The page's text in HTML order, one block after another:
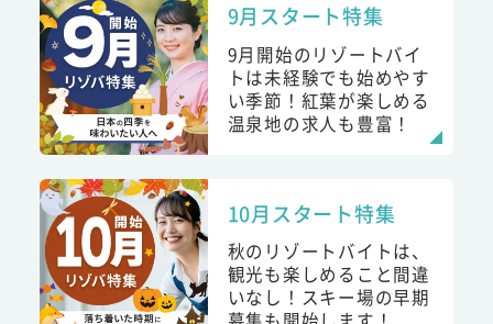
9月スタート特集
9月開始のリゾートバイ
トは未経験でも始めやす
い季節！紅葉が楽しめる
温泉地の求人も豊富！
10月スタート特集
秋のリゾートバイトは、
観光も楽しめること間違
いなし！スキー場の早期